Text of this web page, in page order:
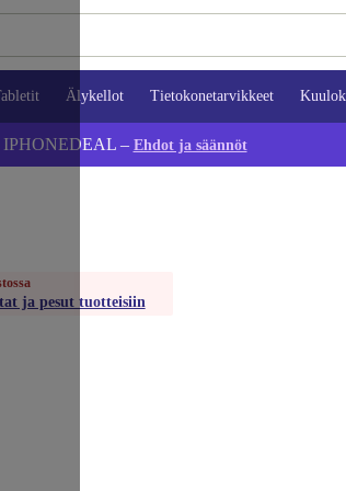
Älykellot Tietokonetarvikkeet
IPHONEDEAL – Ehdot ja säännöt
ja pesut tuotteisiin